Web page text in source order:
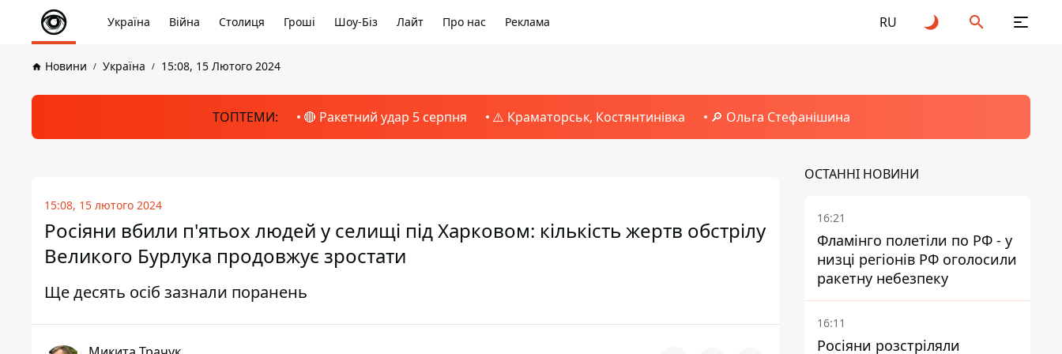
Україна Війна Столиця Гроші Шоу-Біз Лайт Про нас Реклама RU
Новини Україна 15:08, 15 Лютого 2024
ТОПТЕМИ: 🔴 Ракетний удар 5 серпня ⚠️ Краматорськ, Костянтинівка 🔎 Ольга Стефанішина
15:08, 15 лютого 2024
Росіяни вбили п'ятьох людей у селищі під Харковом: кількість жертв обстрілу
Великого Бурлука продовжує зростати
Ще десять осіб зазнали поранень
ОСТАННІ НОВИНИ
16:21
Фламінго полетіли по РФ - у
низці регіонів РФ оголосили
ракетну небезпеку
16:11
Росіяни розстріляли